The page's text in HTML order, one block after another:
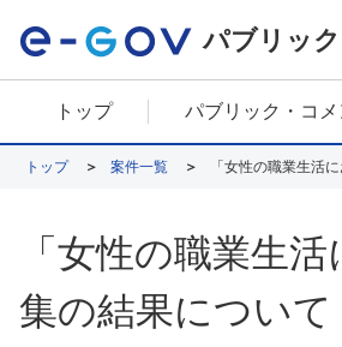
パブリッ
トップ パブリック・コ
トップ 案件一覧 「女性の職業生活
「女性の職業生
集の結果について